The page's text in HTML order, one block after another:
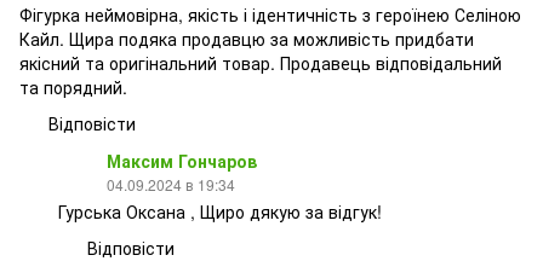
Фігурка неймовірна, якість і ідентичність з героїнею Селіною
Кайл. Щира подяка продавцю за можливість придбати
якісний та оригінальний товар. Продавець відповідальний
та порядний.
Відповісти
Максим Гончаров
04.09.2024 в 19:34
Гурська Оксана , Щиро дякую за відгук!
Відповісти